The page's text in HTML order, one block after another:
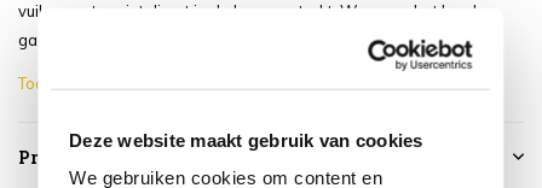
Deze website maakt gebruik van cookies
We gebruiken cookies om content en
vuil en water niet direct in de kussens trekt. Wanneer het harder
gaat regenen moeten deze kussens wel naar binnen. De st...
Toon meer
Productspecificaties